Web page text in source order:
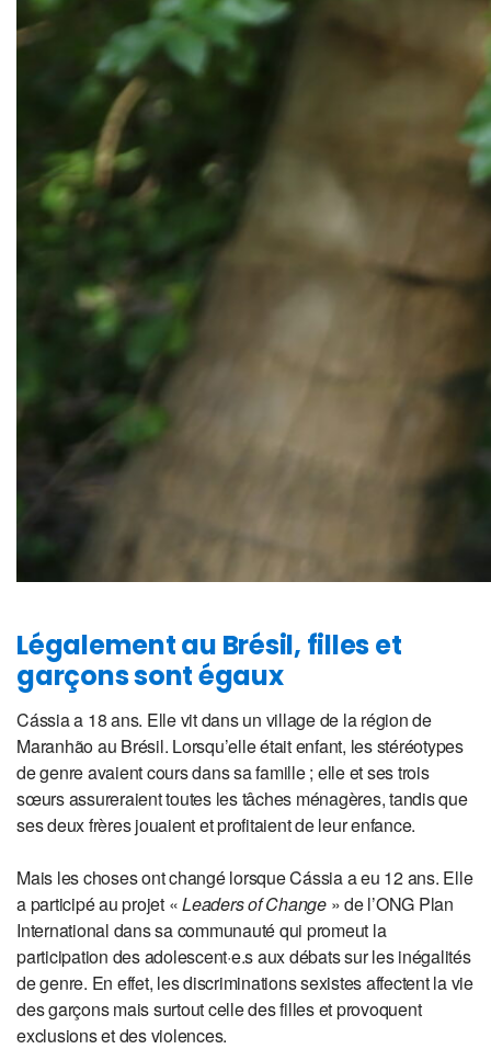
Légalement au Brésil, filles et
garçons sont égaux
Cássia a 18 ans. Elle vit dans un village de la région de
Maranhão au Brésil. Lorsqu’elle était enfant, les stéréotypes
de genre avaient cours dans sa famille ; elle et ses trois
sœurs assureraient toutes les tâches ménagères, tandis que
ses deux frères jouaient et profitaient de leur enfance.
Mais les choses ont changé lorsque Cássia a eu 12 ans. Elle
a participé au projet «Leaders of Change » de l’ONG Plan
International dans sa communauté qui promeut la
participation des adolescent·e.s aux débats sur les inégalités
de genre. En effet, les discriminations sexistes affectent la vie
des garçons mais surtout celle des filles et provoquent
exclusions et des violences.